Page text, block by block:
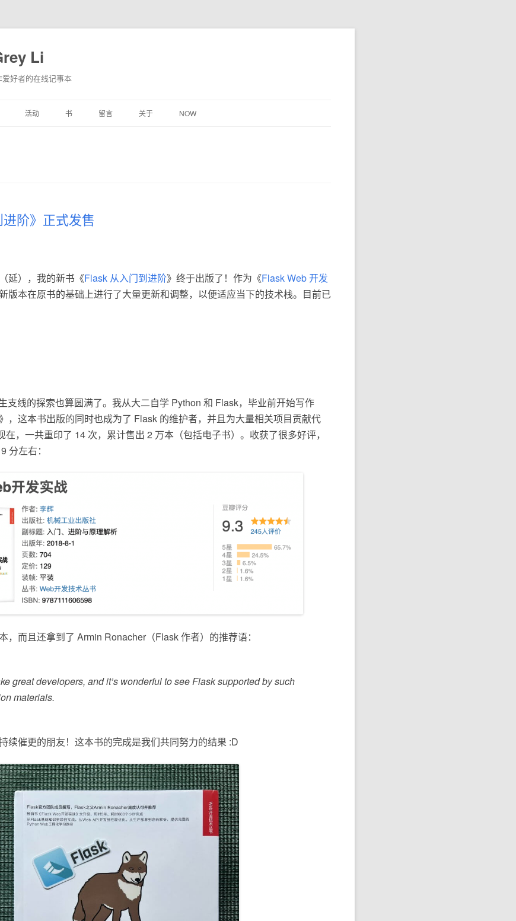
Li
好者的在线记事本
活动 书 留言 关于 NOW
进阶》正式发售
延），我的新书《Flask 从入门到进阶》终于出版了！作为《Flask Web 开发
版本在原书的基础上进行了大量更新和调整，以便适应当下的技术栈。目前已
支线的探索也算圆满了。我从大二自学 Python 和 Flask，毕业前开始写作
，这本书出版的同时也成为了 Flask 的维护者，并且为大量相关项目贡献代
，一共重印了 14 次，累计售出 2 万本（包括电子书）。收获了很多好评，
分左右：
，而且还拿到了 Armin Ronacher（Flask 作者）的推荐语：
great developers, and it’s wonderful to see Flask supported by such
materials.
续催更的朋友！这本书的完成是我们共同努力的结果 :D